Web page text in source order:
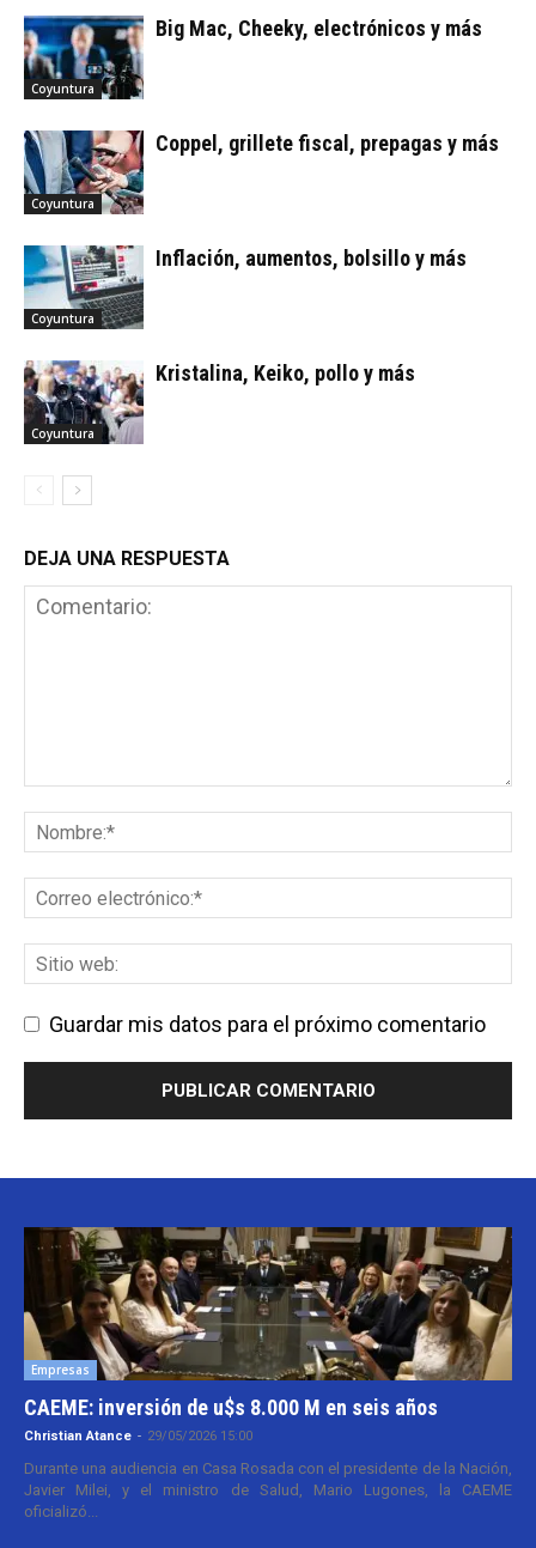
Coyuntura
Big Mac, Cheeky, electrónicos y más
Coyuntura
Coppel, grillete fiscal, prepagas y más
Coyuntura
Inflación, aumentos, bolsillo y más
Coyuntura
Kristalina, Keiko, pollo y más
DEJA UNA RESPUESTA
Guardar mis datos para el próximo comentario
Empresas
CAEME: inversión de u$s 8.000 M en seis años
Christian Atance - 29/05/2026 15:00
Durante una audiencia en Casa Rosada con el presidente de la Nación,
Javier Milei, y el ministro de Salud, Mario Lugones, la CAEME
oficializó...